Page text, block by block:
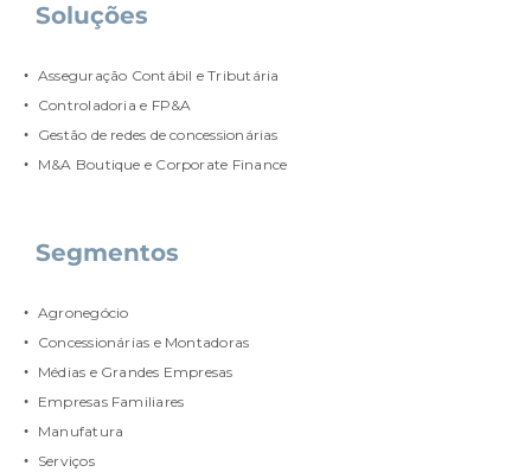
Soluções
Asseguração Contábil e Tributária
Controladoria e FP&A
Gestão de redes de concessionárias
M&A Boutique e Corporate Finance
Segmentos
Agronegócio
Concessionárias e Montadoras
Médias e Grandes Empresas
Empresas Familiares
Manufatura
Serviços